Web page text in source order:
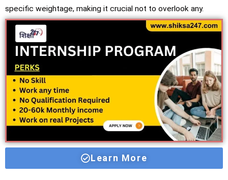
n
specific weightage, making it crucial not to overlook any.
Learn More